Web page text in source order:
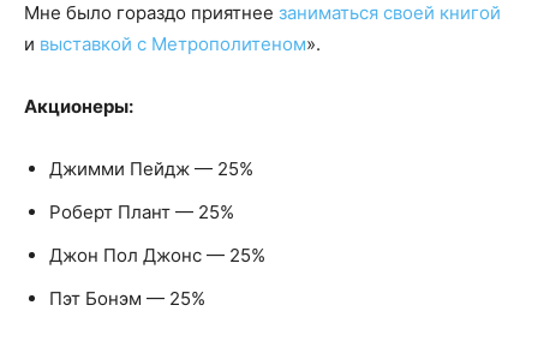
Мне было гораздо приятнее заниматься своей книгой
и выставкой с Метрополитеном».
Акционеры:
Джимми Пейдж — 25%
Роберт Плант — 25%
Джон Пол Джонс — 25%
Пэт Бонэм — 25%